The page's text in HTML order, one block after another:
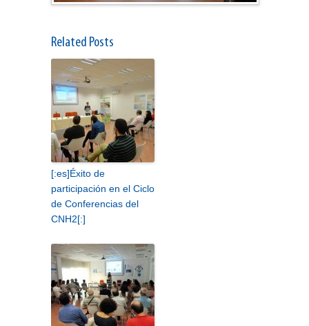
Related Posts
[:es]Éxito de
participación en el Ciclo
de Conferencias del
CNH2[:]